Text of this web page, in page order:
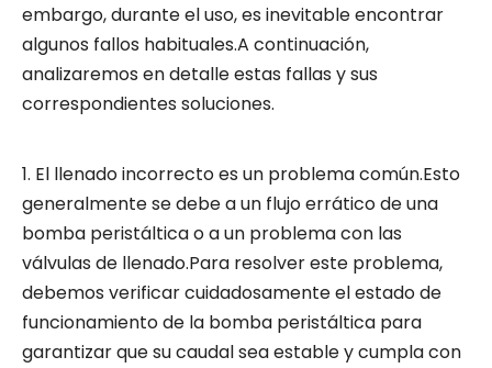
embargo, durante el uso, es inevitable encontrar
algunos fallos habituales.A continuación,
analizaremos en detalle estas fallas y sus
correspondientes soluciones.
1. El llenado incorrecto es un problema común.Esto
generalmente se debe a un flujo errático de una
bomba peristáltica o a un problema con las
válvulas de llenado.Para resolver este problema,
debemos verificar cuidadosamente el estado de
funcionamiento de la bomba peristáltica para
garantizar que su caudal sea estable y cumpla con